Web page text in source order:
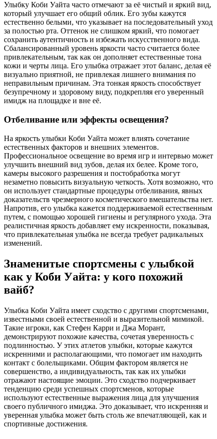
Улыбку Коби Уайта часто отмечают за её чистый и яркий вид,
который улучшает его общий облик. Его зубы кажутся
естественно белыми, что указывает на последовательный уход
за полостью рта. Оттенок не слишком яркий, что помогает
сохранить аутентичность и избежать искусственного вида.
Сбалансированный уровень яркости часто считается более
привлекательным, так как он дополняет естественные тона
кожи и черты лица. Его улыбка отражает этот баланс, делая её
визуально приятной, не привлекая лишнего внимания по
неправильным причинам. Эта тонкая яркость способствует
безупречному и здоровому виду, подкрепляя его уверенный
имидж на площадке и вне её.
Отбеливание или эффекты освещения?
На яркость улыбки Коби Уайта может влиять сочетание
естественных факторов и внешних элементов.
Профессиональное освещение во время игр и интервью может
улучшить внешний вид зубов, делая их белее. Кроме того,
камеры высокого разрешения и постобработка могут
незаметно повысить визуальную четкость. Хотя возможно, что
он использует стандартные процедуры отбеливания, явных
доказательств чрезмерного косметического вмешательства нет.
Напротив, его улыбка кажется поддерживаемой естественным
путем, с помощью хорошей гигиены и регулярного ухода. Эта
реалистичная яркость добавляет ему искренности, показывая,
что привлекательная улыбка не всегда требует радикальных
изменений.
Знаменитые спортсмены с улыбкой
как у Коби Уайта: у кого похожий
вайб?
Улыбка Коби Уайта имеет сходство с другими спортсменами,
известными своей естественной и выразительной мимикой.
Такие игроки, как Стефен Карри и Джа Морант,
демонстрируют похожие качества, сочетая уверенность с
подлинностью. У этих атлетов улыбки, которые кажутся
искренними и располагающими, что помогает им находить
контакт с болельщиками. Общим фактором является не
совершенство, а индивидуальность, так как их улыбки
отражают настоящие эмоции. Это сходство подчеркивает
тенденцию среди успешных спортсменов, которые
используют естественные выражения лица для улучшения
своего публичного имиджа. Это доказывает, что искренняя и
уверенная улыбка может быть столь же впечатляющей, как и
спортивные достижения.